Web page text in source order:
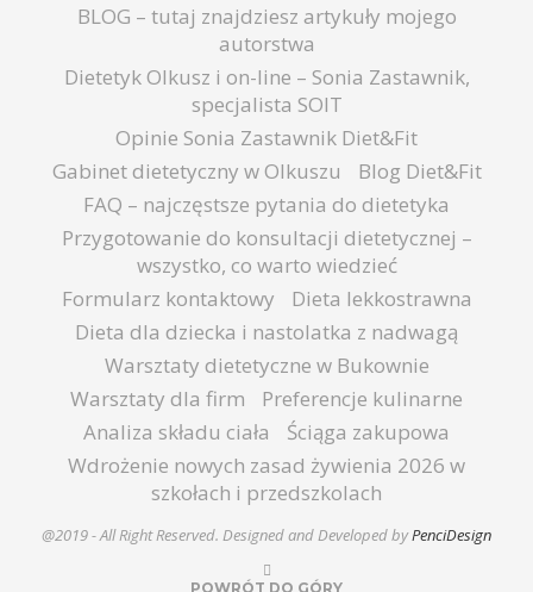
BLOG – tutaj znajdziesz artykuły mojego
autorstwa
Dietetyk Olkusz i on-line – Sonia Zastawnik,
specjalista SOIT
Opinie Sonia Zastawnik Diet&Fit
Gabinet dietetyczny w Olkuszu
Blog Diet&Fit
FAQ – najczęstsze pytania do dietetyka
Przygotowanie do konsultacji dietetycznej –
wszystko, co warto wiedzieć
Formularz kontaktowy
Dieta lekkostrawna
Dieta dla dziecka i nastolatka z nadwagą
Warsztaty dietetyczne w Bukownie
Warsztaty dla firm
Preferencje kulinarne
Analiza składu ciała
Ściąga zakupowa
Wdrożenie nowych zasad żywienia 2026 w
szkołach i przedszkolach
@2019 - All Right Reserved. Designed and Developed byPenciDesign
POWRÓT DO GÓRY